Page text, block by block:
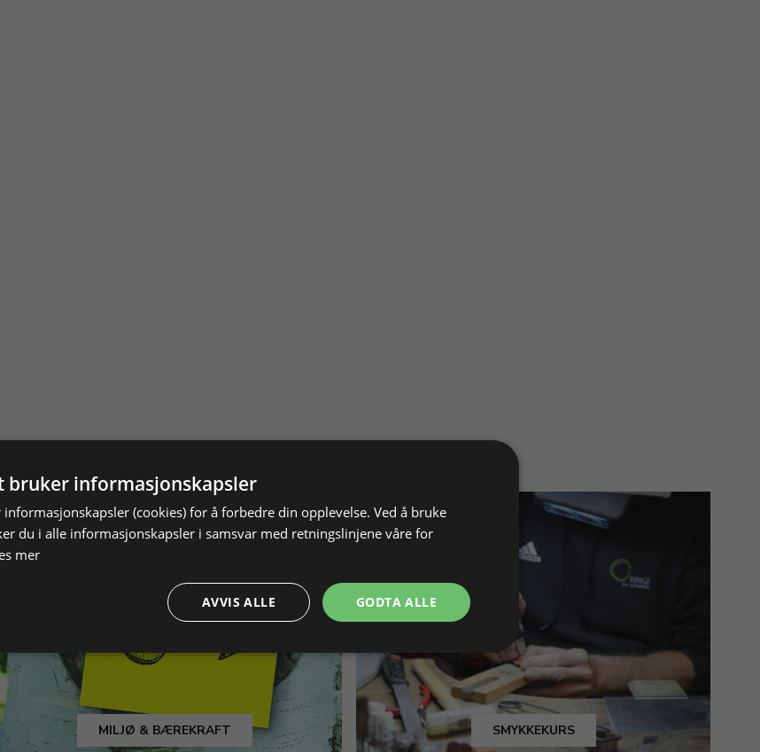
MILJØ & BÆREKRAFT SMYKKEKURS
bruker informasjonskapsler
(cookies) for å forbedre din opplevelse. Ved å bruke
du i alle informasjonskapsler i samsvar med retningslinjene våre for
mer
GODTA ALLE
AVVIS ALLE